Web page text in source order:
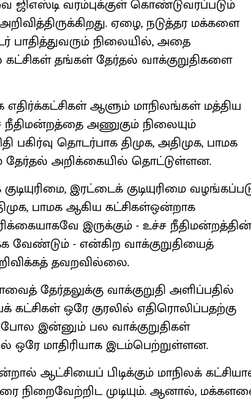
ஜிஎஸ்டி வரம்புக்குள் கொண்டுவரப்படும்
ஏழை, நடுத்தர மக்களை
நிலையில், அதை
தங்கள் தேர்தல் வாக்குறுதிகளை
எதிர்க்கட்சிகள் ஆளும் மாநிலங்கள் மத்திய
நீதிமன்றத்தை அணுகும் நிலையும்
பகிர்வு தொடர்பாக திமுக, அதிமுக, பாமக
தேர்தல் அறிக்கையில் தொட்டுள்ளன.
இரட்டைக் குடியுரிமை
பாமக ஆகிய கட்சிகள்ஒன்றாக
இருக்கும் - உச்ச நீதிமன்றத்தின்
- என்கிற வாக்குறுதியைத்
தவறவில்லை.
தேர்தலுக்கு வாக்குறுதி அளிப்பதில்
கட்சிகள் ஒரே குரலில் எதிரொலிப்பதற்கு
இன்னும் பல வாக்குறுதிகள்
ஒரே மாதிரியாக இடம்பெற்றுள்ளன.
ஆட்சியைப் பிடிக்கும் மாநிலக்
நிறைவேற்றிட முடியும். ஆனால்,